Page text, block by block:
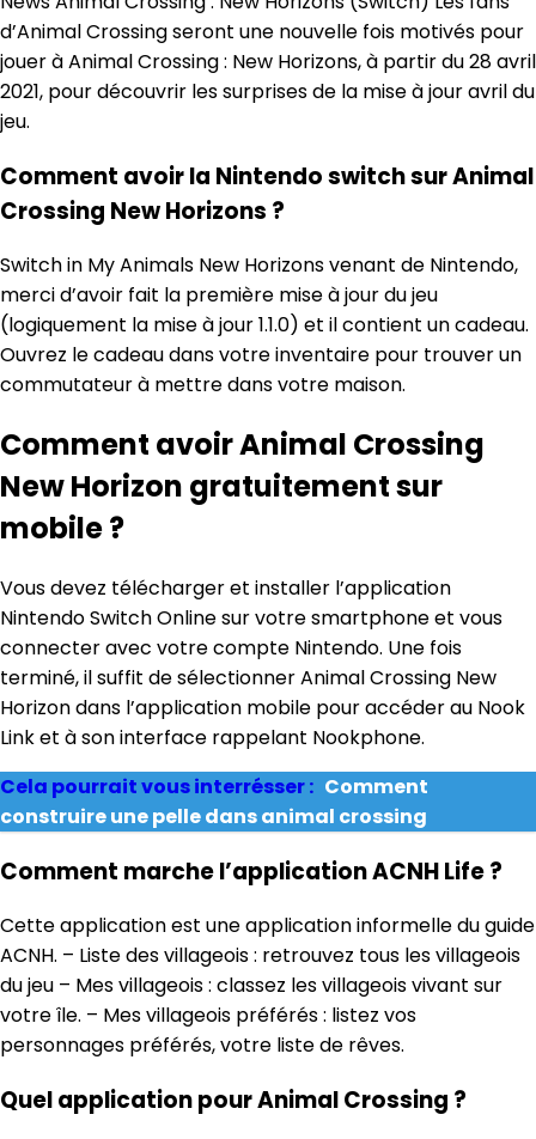
d’Animal Crossing seront une nouvelle fois motivés pour
jouer à Animal Crossing : New Horizons, à partir du 28 avril
2021, pour découvrir les surprises de la mise à jour avril du
jeu.
Comment avoir la Nintendo switch sur Animal
Crossing New Horizons ?
Switch in My Animals New Horizons venant de Nintendo,
merci d’avoir fait la première mise à jour du jeu
(logiquement la mise à jour 1.1.0) et il contient un cadeau.
Ouvrez le cadeau dans votre inventaire pour trouver un
commutateur à mettre dans votre maison.
Comment avoir Animal Crossing
New Horizon gratuitement sur
mobile ?
Vous devez télécharger et installer l’application
Nintendo Switch Online sur votre smartphone et vous
connecter avec votre compte Nintendo. Une fois
terminé, il suffit de sélectionner Animal Crossing New
Horizon dans l’application mobile pour accéder au Nook
Link et à son interface rappelant Nookphone.
Cela pourrait vous interrésser : Comment
construire une pelle dans animal crossing
Comment marche l’application ACNH Life ?
Cette application est une application informelle du guide
ACNH. – Liste des villageois : retrouvez tous les villageois
du jeu – Mes villageois : classez les villageois vivant sur
votre île. – Mes villageois préférés : listez vos
personnages préférés, votre liste de rêves.
Quel application pour Animal Crossing ?